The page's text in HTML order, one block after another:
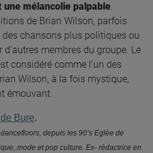
une mélancolie palpable.
de Brian Wilson, parfois
des chansons plus politiques ou
membres du groupe. Le
considéré comme l’un des
Wilson, à la fois mystique,
émouvant.
Bure.
depuis les 90’s Eglée de
mode et pop culture. Ex- rédactrice en